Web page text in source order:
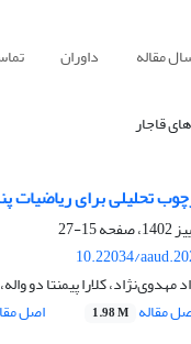
مقاله داوران
قاجار
تحلیلی برای
15-27
10.22034/
کلارا پیمنتا دو واله،
مقاله 1.98 M اصل